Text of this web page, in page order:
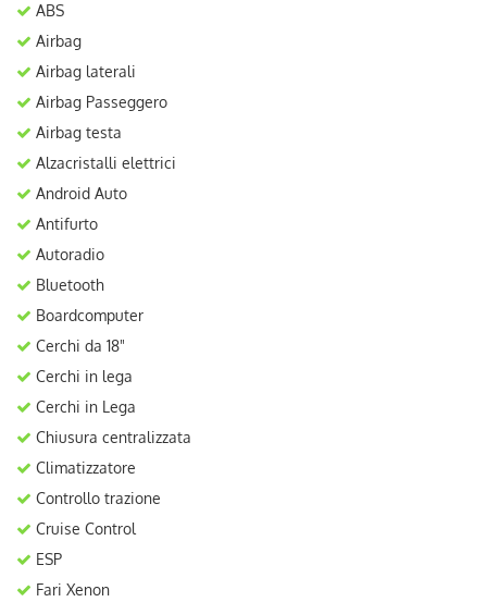
ABS
Airbag
Airbag laterali
Airbag Passeggero
Airbag testa
Alzacristalli elettrici
Android Auto
Antifurto
Autoradio
Bluetooth
Boardcomputer
Cerchi da 18"
Cerchi in lega
Cerchi in Lega
Chiusura centralizzata
Climatizzatore
Controllo trazione
Cruise Control
ESP
Fari Xenon